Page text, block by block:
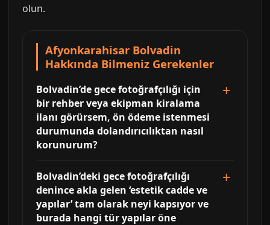
olun.
Afyonkarahisar Bolvadin
Hakkında Bilmeniz Gerekenler
Bolvadin’de gece fotoğrafçılığı için
bir rehber veya ekipman kiralama
ilanı görürsem, ön ödeme istenmesi
durumunda dolandırıcılıktan nasıl
korunurum?
Bolvadin’deki gece fotoğrafçılığı
denince akla gelen ‘estetik cadde ve
yapılar’ tam olarak neyi kapsıyor ve
burada hangi tür yapılar öne